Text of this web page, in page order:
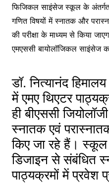
फिजिकल साइंसेज स्कूल के अंतर्गत
गणित विषयों में स्नातक और
की परीक्षा के माध्यम से किया
एमएससी बायोलॉजिकल साइंसेज
डॉ. नित्यानंद
में एमए थिएटर
ही बीएससी
स्नातक एवं
किए जा रहे हैं।
डिजाइन से संबंधित
पाठ्यक्रमों में प्रवेश